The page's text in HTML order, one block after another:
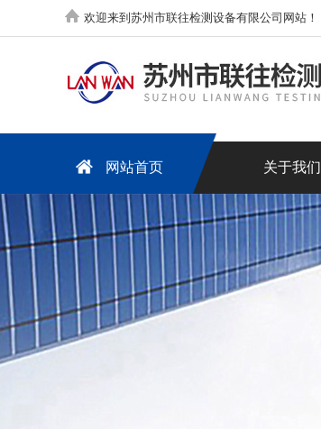
欢迎来到苏州市联往检测设备有限公司网站！
网站首页 关于我们